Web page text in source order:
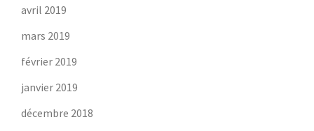
avril 2019
mars 2019
février 2019
janvier 2019
décembre 2018